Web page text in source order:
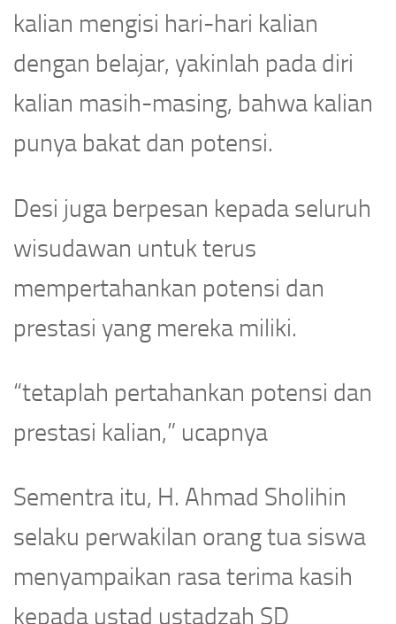
kalian mengisi hari-hari kalian
dengan belajar, yakinlah pada diri
kalian masih-masing, bahwa kalian
punya bakat dan potensi.
Desi juga berpesan kepada seluruh
wisudawan untuk terus
mempertahankan potensi dan
prestasi yang mereka miliki.
“tetaplah pertahankan potensi dan
prestasi kalian,” ucapnya
Sementra itu, H. Ahmad Sholihin
selaku perwakilan orang tua siswa
menyampaikan rasa terima kasih
kepada ustad ustadzah SD